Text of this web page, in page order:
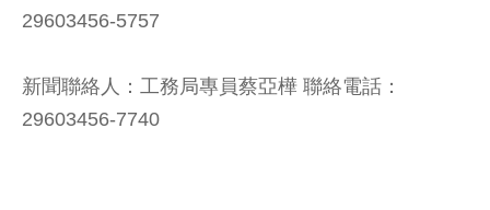
29603456-5757
新聞聯絡人：工務局專員蔡亞樺 聯絡電話：
29603456-7740